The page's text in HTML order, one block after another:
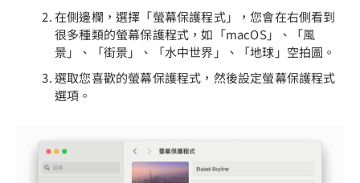
在側邊欄，選擇「螢幕保護程式」，您會在右側看到
很多種類的螢幕保護程式，如「macOS」、「風
景」、「街景」、「水中世界」、「地球」空拍圖。
選取您喜歡的螢幕保護程式，然後設定螢幕保護程式
選項。